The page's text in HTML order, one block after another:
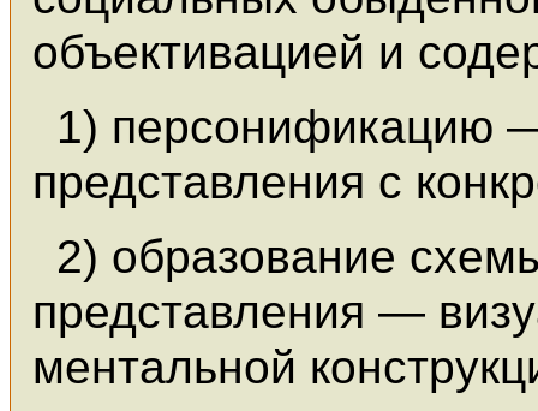
объективацией и
1) персонификацию
представления с
2) образование
представления —
ментальной